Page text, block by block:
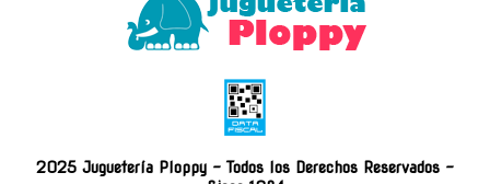
2025 Juguetería Ploppy - Todos los Derechos Reservados -